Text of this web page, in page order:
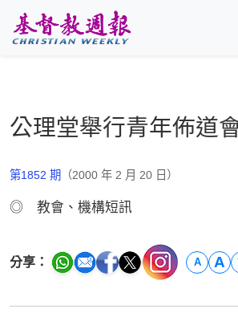
公理堂舉行青年佈道
第1852 期 （2000 年 2 月 20 日）
◎ 教會、機構短訊
分享： A A